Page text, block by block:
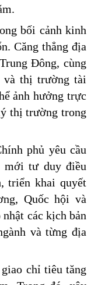
bối cảnh kinh
Căng thẳng địa
Đông, cùng
và thị trường tài
ảnh hưởng trực
thị trường trong
phủ yêu cầu
mới tư duy điều
triển khai quyết
Quốc hội và
các kịch bản
và từng địa
chỉ tiêu tăng